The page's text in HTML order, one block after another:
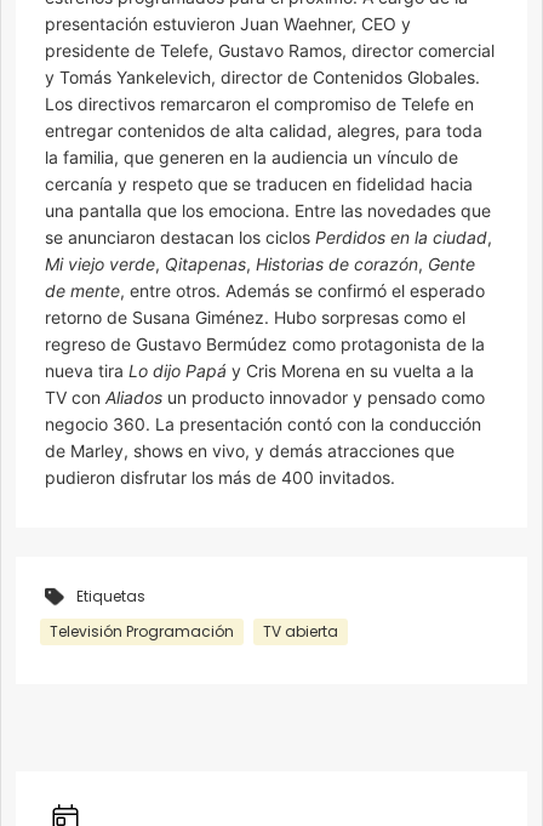
presentación estuvieron Juan Waehner, CEO y
presidente de Telefe, Gustavo Ramos, director comercial
y Tomás Yankelevich, director de Contenidos Globales.
Los directivos remarcaron el compromiso de Telefe en
entregar contenidos de alta calidad, alegres, para toda
la familia, que generen en la audiencia un vínculo de
cercanía y respeto que se traducen en fidelidad hacia
una pantalla que los emociona. Entre las novedades que
se anunciaron destacan los ciclos Perdidos en la ciudad,
Mi viejo verde, Qitapenas, Historias de corazón, Gente
de mente, entre otros. Además se confirmó el esperado
retorno de Susana Giménez. Hubo sorpresas como el
regreso de Gustavo Bermúdez como protagonista de la
nueva tira Lo dijo Papá y Cris Morena en su vuelta a la
TV con Aliados un producto innovador y pensado como
negocio 360. La presentación contó con la conducción
de Marley, shows en vivo, y demás atracciones que
pudieron disfrutar los más de 400 invitados.
Etiquetas
Televisión Programación
TV abierta